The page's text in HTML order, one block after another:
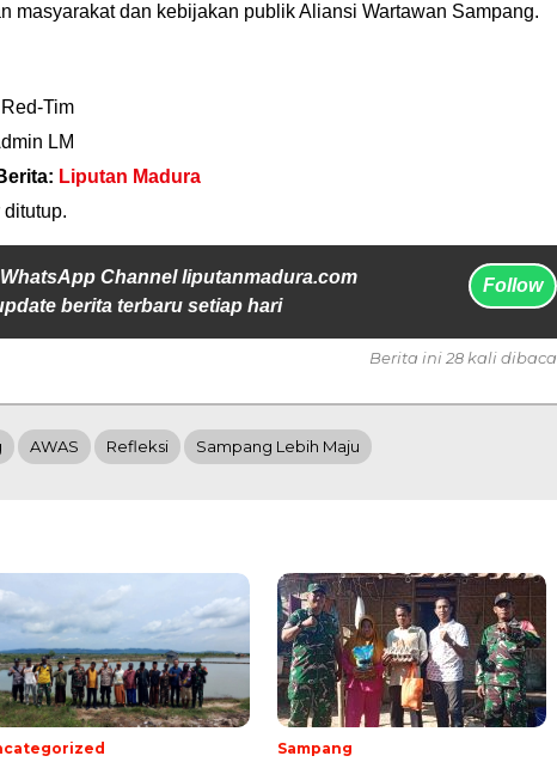
masyarakat dan kebijakan publik Aliansi Wartawan Sampang.
Red-Tim
LM
Liputan Madura
ditutup.
Channel liputanmadura.com
berita terbaru setiap hari
Follow
Berita ini 28 kali dibaca
AWAS Refleksi Sampang Lebih Maju
Sampang